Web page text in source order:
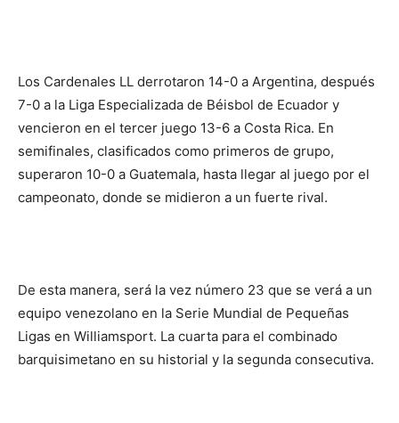
Los Cardenales LL derrotaron 14-0 a Argentina, después
7-0 a la Liga Especializada de Béisbol de Ecuador y
vencieron en el tercer juego 13-6 a Costa Rica. En
semifinales, clasificados como primeros de grupo,
superaron 10-0 a Guatemala, hasta llegar al juego por el
campeonato, donde se midieron a un fuerte rival.
De esta manera, será la vez número 23 que se verá a un
equipo venezolano en la Serie Mundial de Pequeñas
Ligas en Williamsport. La cuarta para el combinado
barquisimetano en su historial y la segunda consecutiva.